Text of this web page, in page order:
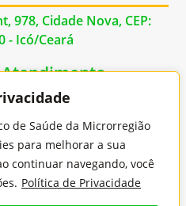
de Saúde da Microrregião
para melhorar a sua
continuar navegando, você
Política de Privacidade
978, Cidade Nova, CEP:
- Icó/Ceará
07:00hs às 17:00hs